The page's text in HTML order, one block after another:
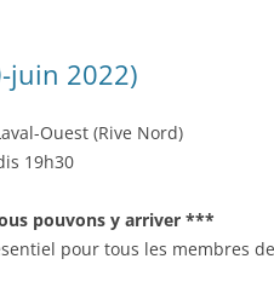
juin 2022)
Ouest (Rive Nord)
19h30
pouvons y arriver ***
pour tous les membres